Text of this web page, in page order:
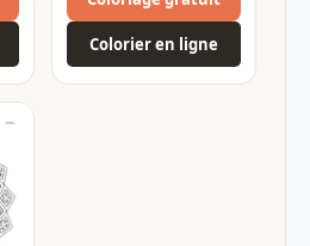
Colorier en ligne